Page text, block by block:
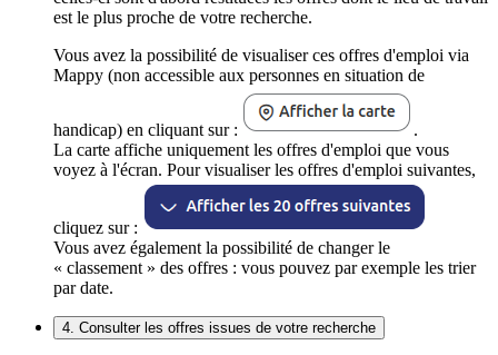
est le plus proche de votre recherche.
Vous avez la possibilité de visualiser ces offres d'emploi via
Mappy (non accessible aux personnes en situation de
handicap) en cliquant sur :
.
La carte affiche uniquement les offres d'emploi que vous
voyez à l'écran. Pour visualiser les offres d'emploi suivantes,
cliquez sur :
Vous avez également la possibilité de changer le
« classement » des offres : vous pouvez par exemple les trier
par date.
4. Consulter les offres issues de votre recherche